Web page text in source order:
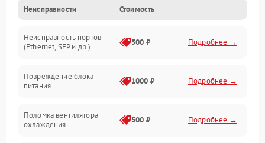
Механические повреждения
Неисправности Стоимость
Неисправность портов
(Ethernet, SFP и др.)
500 ₽ Подробнее →
Повреждение блока
питания
1000 ₽ Подробнее →
Поломка вентилятора
охлаждения
500 ₽ Подробнее →